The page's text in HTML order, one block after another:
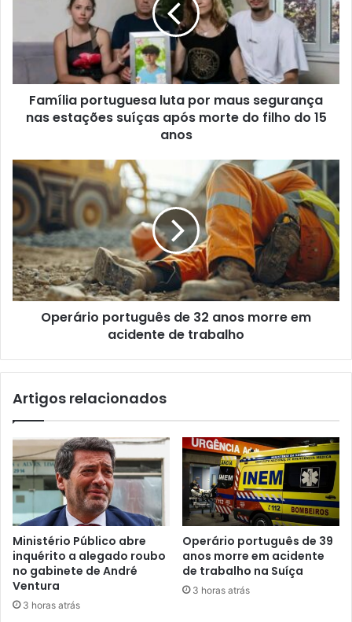
Família portuguesa luta por maus segurança
nas estações suíças após morte do filho do 15
anos
Operário português de 32 anos morre em
acidente de trabalho
Artigos relacionados
Ministério Público abre
inquérito a alegado roubo
no gabinete de André
Ventura
3 horas atrás
Operário português de 39
anos morre em acidente
de trabalho na Suíça
3 horas atrás